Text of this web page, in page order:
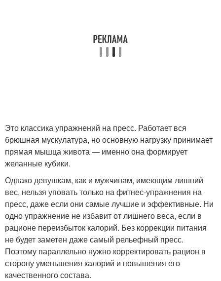
Это классика упражнений на пресс. Работает вся
брюшная мускулатура, но основную нагрузку принимает
прямая мышца живота — именно она формирует
желанные кубики.
Однако девушкам, как и мужчинам, имеющим лишний
вес, нельзя уповать только на фитнес-упражнения на
пресс, даже если они самые лучшие и эффективные. Ни
одно упражнение не избавит от лишнего веса, если в
рационе переизбыток калорий. Без коррекции питания
не будет заметен даже самый рельефный пресс.
Поэтому параллельно нужно корректировать рацион в
сторону уменьшения калорий и повышения его
качественного состава.